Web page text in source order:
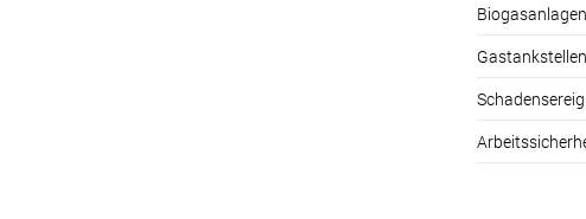
Biogasanlagen
Gastankstellen